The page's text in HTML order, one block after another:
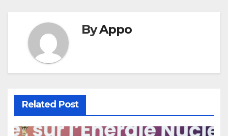
ByAppo
Related Post